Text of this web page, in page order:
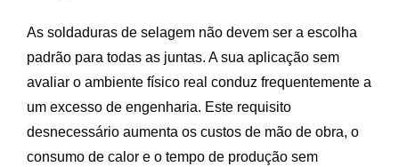
As soldaduras de selagem não devem ser a escolha
padrão para todas as juntas. A sua aplicação sem
avaliar o ambiente físico real conduz frequentemente a
um excesso de engenharia. Este requisito
desnecessário aumenta os custos de mão de obra, o
consumo de calor e o tempo de produção sem